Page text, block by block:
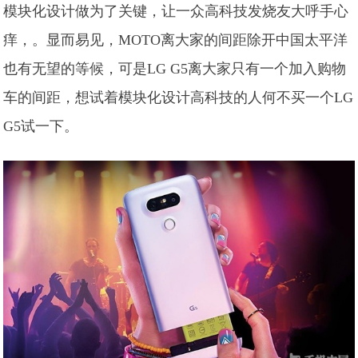
模块化设计做为了关键，让一众高科技发烧友大呼手心
痒，。显而易见，MOTO离大家的间距除开中国太平洋
也有无望的等候，可是LG G5离大家只有一个加入购物
车的间距，想试着模块化设计高科技的人何不买一个LG
G5试一下。